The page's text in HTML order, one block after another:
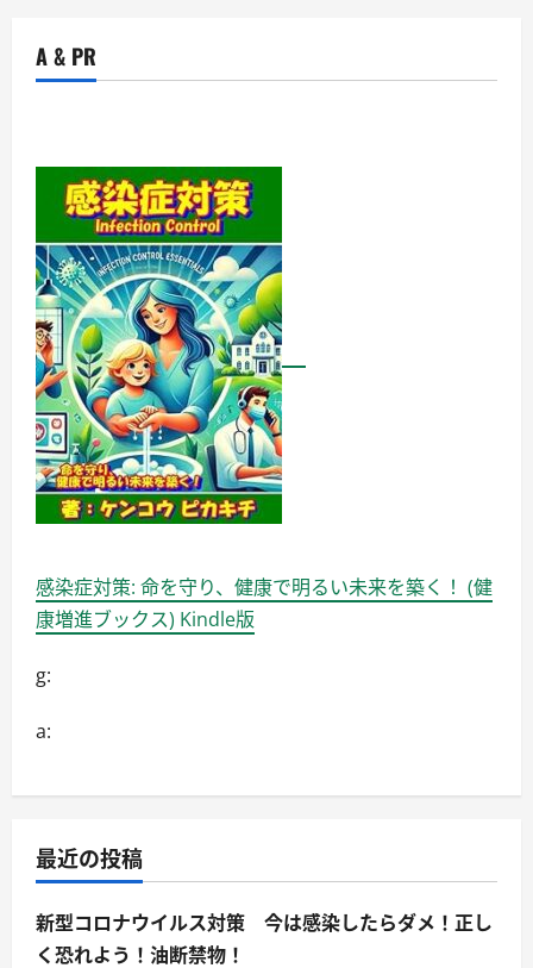
A & PR
感染症対策: 命を守り、健康で明るい未来を築く！ (健
康増進ブックス) Kindle版
g:
a:
最近の投稿
新型コロナウイルス対策 今は感染したらダメ！正し
く恐れよう！油断禁物！